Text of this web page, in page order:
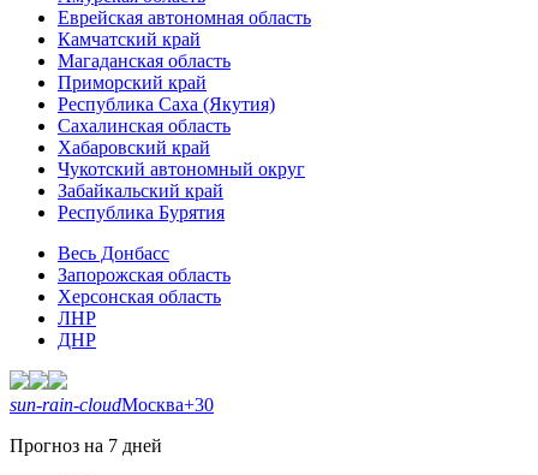
Еврейская автономная область
Камчатский край
Магаданская область
Приморский край
Республика Саха (Якутия)
Сахалинская область
Хабаровский край
Чукотский автономный округ
Забайкальский край
Республика Бурятия
Весь Донбасс
Запорожская область
Херсонская область
ЛНР
ДНР
sun-rain-cloudМосква+30
Прогноз на 7 дней